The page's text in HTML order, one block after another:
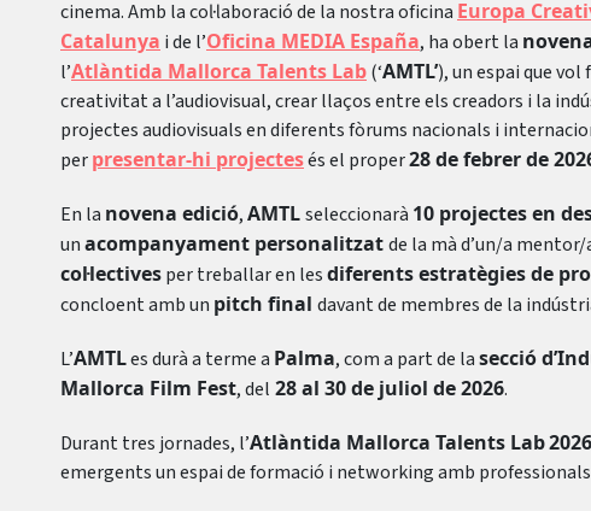
cinema. Amb la col·laboració de la nostra oficina Europa
Catalunya i de l’Oficina MEDIA España, ha obert la
l’Atlàntida Mallorca Talents Lab(‘AMTL’), un espai que
creativitat a l’audiovisual, crear llaços entre els creadors i la
projectes audiovisuals en diferents fòrums nacionals i
perpresentar-hi projectesés el proper28 de febrer de
En la novena edició,AMTLseleccionarà 10 projectes en
unacompanyament personalitzatde la mà d’un/a
col·lectivesper treballar en lesdiferents estratègies de
concloent amb un pitch final davant de membres de la
L’AMTLes durà a terme a Palma, com a part de lasecció
Mallorca Film Fest, del 28 al 30 de juliol de 2026.
Durant tres jornades, l’Atlàntida Mallorca Talents Lab2026
emergents un espai de formació i networking amb